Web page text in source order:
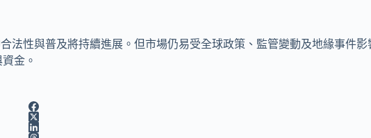
法性與普及將持續進展。但市場仍易受全球政策、監管變動及地緣事件
金。